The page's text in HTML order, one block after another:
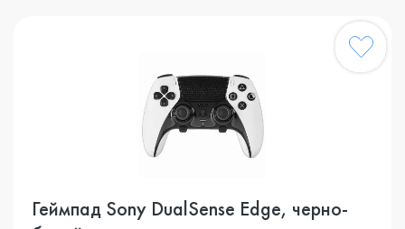
Геймпад Sony DualSense Edge, черно-